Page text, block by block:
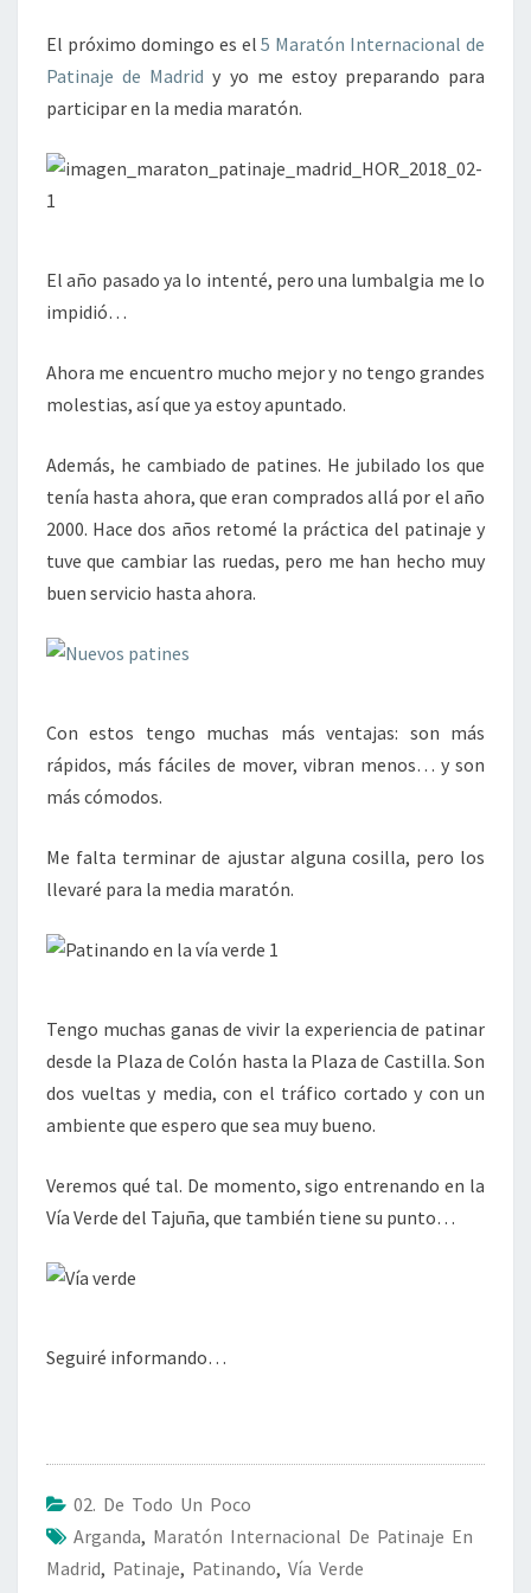
El próximo domingo es el5 Maratón Internacional de
Patinaje de Madrid y yo me estoy preparando para
participar en la media maratón.
El año pasado ya lo intenté, pero una lumbalgia me lo
impidió…
Ahora me encuentro mucho mejor y no tengo grandes
molestias, así que ya estoy apuntado.
Además, he cambiado de patines. He jubilado los que
tenía hasta ahora, que eran comprados allá por el año
2000. Hace dos años retomé la práctica del patinaje y
tuve que cambiar las ruedas, pero me han hecho muy
buen servicio hasta ahora.
Con estos tengo muchas más ventajas: son más
rápidos, más fáciles de mover, vibran menos… y son
más cómodos.
Me falta terminar de ajustar alguna cosilla, pero los
llevaré para la media maratón.
Tengo muchas ganas de vivir la experiencia de patinar
desde la Plaza de Colón hasta la Plaza de Castilla. Son
dos vueltas y media, con el tráfico cortado y con un
ambiente que espero que sea muy bueno.
Veremos qué tal. De momento, sigo entrenando en la
Vía Verde del Tajuña, que también tiene su punto…
Seguiré informando…
02. De Todo Un Poco
Arganda, Maratón Internacional De Patinaje En
Madrid, Patinaje, Patinando, Vía Verde